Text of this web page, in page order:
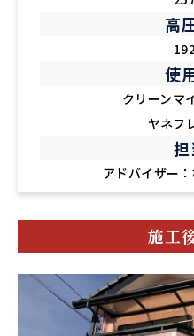
高
使
クリーンマ
ヤネフ
担
アドバイザー
施工